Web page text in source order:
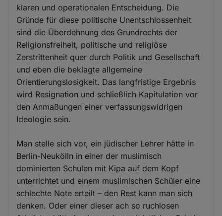
klaren und operationalen Entscheidung. Die
Gründe für diese politische Unentschlossenheit
sind die Überdehnung des Grundrechts der
Religionsfreiheit, politische und religiöse
Zerstrittenheit quer durch Politik und Gesellschaft
und eben die beklagte allgemeine
Orientierungslosigkeit. Das langfristige Ergebnis
wird Resignation und schließlich Kapitulation vor
den Anmaßungen einer verfassungswidrigen
Ideologie sein.
Man stelle sich vor, ein jüdischer Lehrer hätte in
Berlin-Neukölln in einer der muslimisch
dominierten Schulen mit Kipa auf dem Kopf
unterrichtet und einem muslimischen Schüler eine
schlechte Note erteilt – den Rest kann man sich
denken. Oder einer dieser ach so ruchlosen